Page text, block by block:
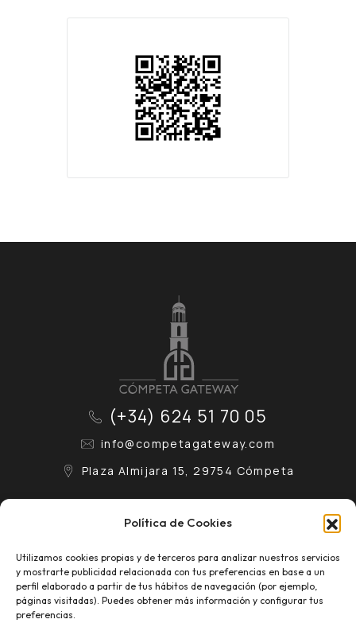
Política de Cookies
Utilizamos cookies propias y de terceros para analizar nuestros servicios
y mostrarte publicidad relacionada con tus preferencias en base a un
perfil elaborado a partir de tus hábitos de navegación (por ejemplo,
páginas visitadas). Puedes obtener más información y configurar tus
preferencias.
(+34) 624 51 70 05
info@competagateway.com
Plaza Almijara 15, 29754 Cómpeta
Contacto
Eventos
Blog
Política de Cookies